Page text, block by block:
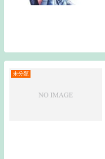
未分類